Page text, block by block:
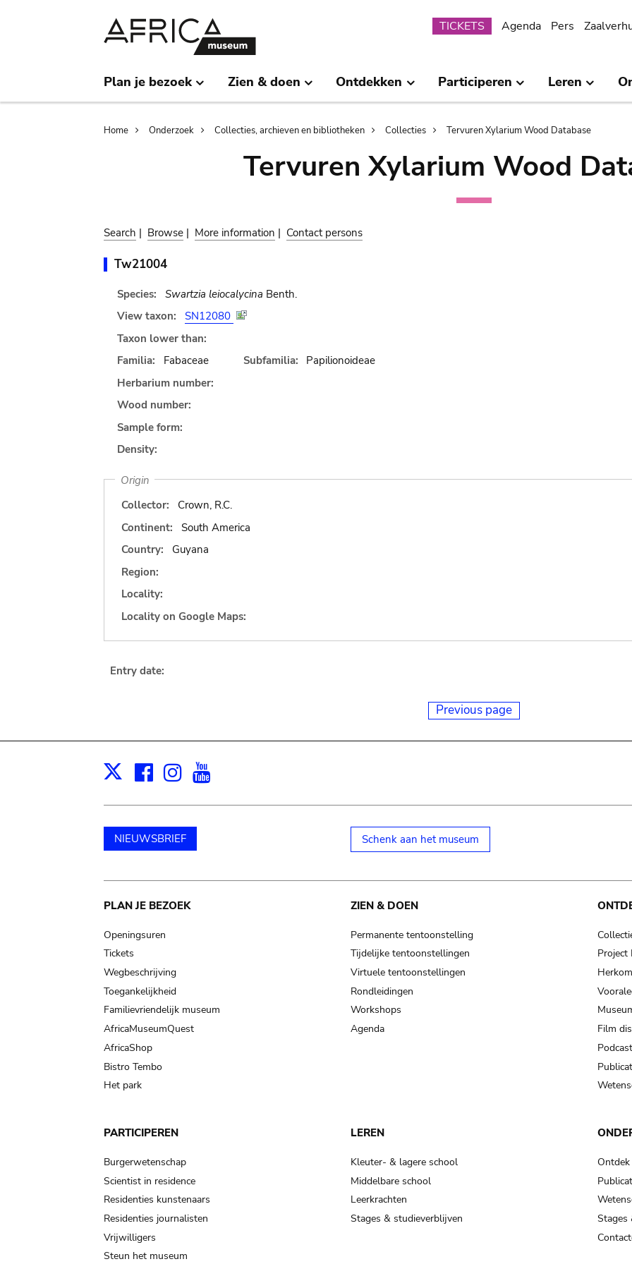
Submenu
TICKETS Agenda Pers
Plan je bezoek Zien & doen Ontdekken Participeren Leren
Breadcrumb
Home Onderzoek Collecties, archieven en bibliotheken Collecties Tervuren Xylarium Wood Database
Tervuren Xylarium Wood
Search | Browse | More information | Contact persons
Tw21004
Species: Swartzia leiocalycina Benth.
View taxon:
SN12080
Taxon lower than:
Familia:
Fabaceae Subfamilia:
Papilionoideae
Herbarium number:
Wood number:
Sample form:
Density:
Origin
Collector:
Crown, R.C.
Continent:
South America
Country:
Guyana
Region:
Locality:
Locality on Google Maps:
Entry date:
Previous page
X Facebook
Instagram
NIEUWSBRIEF Schenk aan het museum
Main
navigation
PLAN JE BEZOEK
Openingsuren
Tickets
Wegbeschrijving
Toegankelijkheid
Familievriendelijk museum
AfricaMuseumQuest
AfricaShop
Bistro Tembo
Het park
ZIEN & DOEN
Permanente tentoonstelling
Tijdelijke tentoonstellingen
Virtuele tentoonstellingen
Rondleidingen
Workshops
Agenda
Project
Film
PARTICIPEREN
Burgerwetenschap
Scientist in residence
Residenties kunstenaars
Residenties journalisten
Vrijwilligers
Steun het museum
LEREN
Kleuter- & lagere school
Middelbare school
Leerkrachten
Stages & studieverblijven
Stages